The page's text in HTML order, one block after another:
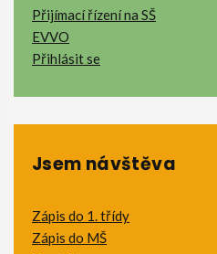
Přijímací řízení na SŠ
EVVO
Přihlásit se
Jsem návštěva
Zápis do 1. třídy
Zápis do MŠ